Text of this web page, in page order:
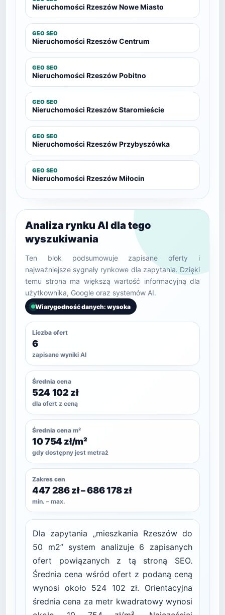
Nieruchomości Rzeszów Nowe Miasto
GEO SEO
Nieruchomości Rzeszów Centrum
GEO SEO
Nieruchomości Rzeszów Pobitno
GEO SEO
Nieruchomości Rzeszów Staromieście
GEO SEO
Nieruchomości Rzeszów Przybyszówka
GEO SEO
Nieruchomości Rzeszów Miłocin
Analiza rynku AI dla tego
wyszukiwania
Ten blok podsumowuje zapisane oferty i
najważniejsze sygnały rynkowe dla zapytania. Dzięki
temu strona ma większą wartość informacyjną dla
użytkownika, Google oraz systemów AI.
Wiarygodność danych: wysoka
Liczba ofert
6
zapisane wyniki AI
Średnia cena
524 102 zł
dla ofert z ceną
Średnia cena m²
10 754 zł/m²
gdy dostępny jest metraż
Zakres cen
447 286 zł – 686 178 zł
min. – max.
Dla zapytania „mieszkania Rzeszów do
50 m2” system analizuje 6 zapisanych
ofert powiązanych z tą stroną SEO.
Średnia cena wśród ofert z podaną ceną
wynosi około 524 102 zł. Orientacyjna
średnia cena za metr kwadratowy wynosi